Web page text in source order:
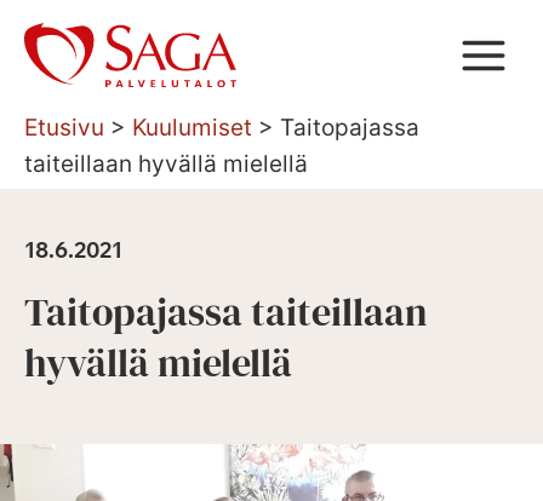
Siirry
sisältöön
Etusivu > Kuulumiset > Taitopajassa
taiteillaan hyvällä mielellä
18.6.2021
Taitopajassa taiteillaan
hyvällä mielellä